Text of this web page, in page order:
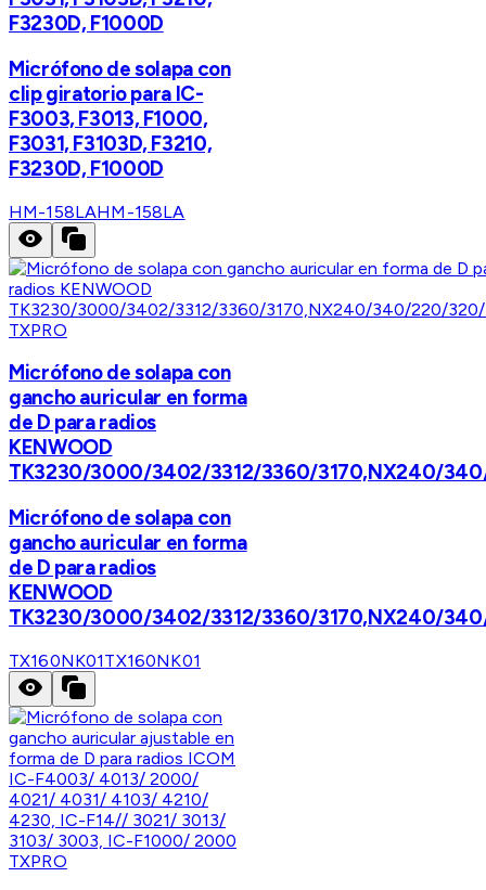
F3230D, F1000D
Micrófono de solapa con
clip giratorio para IC-
F3003, F3013, F1000,
F3031, F3103D, F3210,
F3230D, F1000D
HM-158LAHM-158LA
TXPRO
Micrófono de solapa con
gancho auricular en forma
de D para radios
KENWOOD
TK3230/3000/3402/3312/3360/3170,NX240/
Micrófono de solapa con
gancho auricular en forma
de D para radios
KENWOOD
TK3230/3000/3402/3312/3360/3170,NX240/
TX160NK01TX160NK01
TXPRO